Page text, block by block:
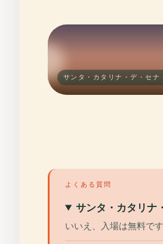
サンタ・カタリナ・デ・セナ
よくある質問
サンタ・カタリナ
いいえ、入場は無料で